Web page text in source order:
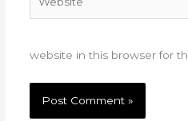
website in this browser for